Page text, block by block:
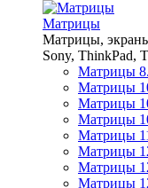
Матрицы
Матрицы,
Sony, ThinkPad,
Матрицы
Матрицы
Матрицы
Матрицы
Матрицы
Матрицы
Матрицы
Матрицы